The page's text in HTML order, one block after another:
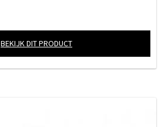
BEKIJK DIT PRODUCT